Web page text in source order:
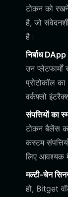
टोकन को
है, जो
है।
निर्बाध
उन
प्रोटोकॉल
वर्कफ़्लो
संपत्तियों का
टोकन बैलेंस
कस्टम
लिए आवश्यक
मल्टी-चेन
हो, Bitget